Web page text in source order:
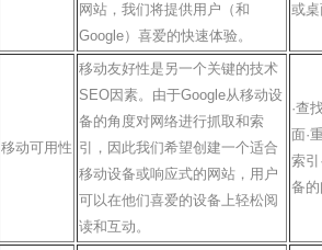
网站，我们将提供用户（和
Google）喜爱的快速体验。
或桌
移动可用性
移动友好性是另一个关键的技术
SEO因素。由于Google从移动设
备的角度对网络进行抓取和索
引，因此我们希望创建一个适合
移动设备或响应式的网站，用户
可以在他们喜爱的设备上轻松阅
读和互动。
·查
面·
索
备